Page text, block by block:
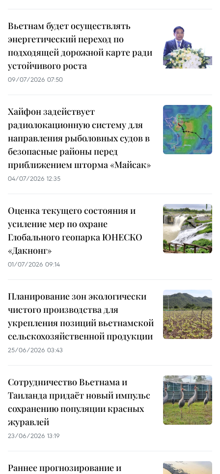
Вьетнам будет осуществлять
энергетический переход по
подходящей дорожной карте ради
устойчивого роста
09/07/2026 07:50
Хайфон задействует
радиолокационную систему для
направления рыболовных судов в
безопасные районы перед
приближением шторма «Майсак»
04/07/2026 12:35
Оценка текущего состояния и
усиление мер по охране
Глобального геопарка ЮНЕСКО
«Дакнонг»
01/07/2026 09:14
Планирование зон экологически
чистого производства для
укрепления позиций вьетнамской
сельскохозяйственной продукции
25/06/2026 03:43
Сотрудничество Вьетнама и
Таиланда придаёт новый импульс
сохранению популяции красных
журавлей
23/06/2026 13:19
Раннее прогнозирование и